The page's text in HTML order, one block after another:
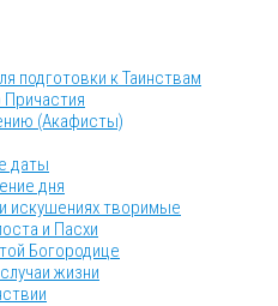
подготовки к Таинствам
(Акафисты)
даты
дня
искушениях творимые
и Пасхи
Богородице
жизни